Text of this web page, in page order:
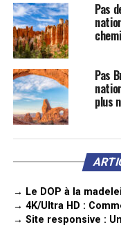
Pas
Pas
plus
→ Le DOP à la
→ 4K/Ultra HD :
→ Site responsive :